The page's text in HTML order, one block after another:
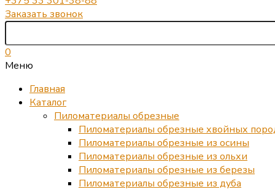
Заказать звонок
0
Меню
Главная
Каталог
Пиломатериалы обрезные
Пиломатериалы обрезные хвойных
Пиломатериалы обрезные из осины
Пиломатериалы обрезные из ольхи
Пиломатериалы обрезные из березы
Пиломатериалы обрезные из дуба